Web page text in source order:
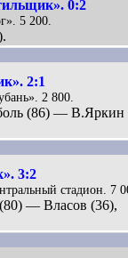
0:2
5 200.
2:1
2 800.
(86) — В.Яркин
3:2
стадион. 7
— Власов (36),